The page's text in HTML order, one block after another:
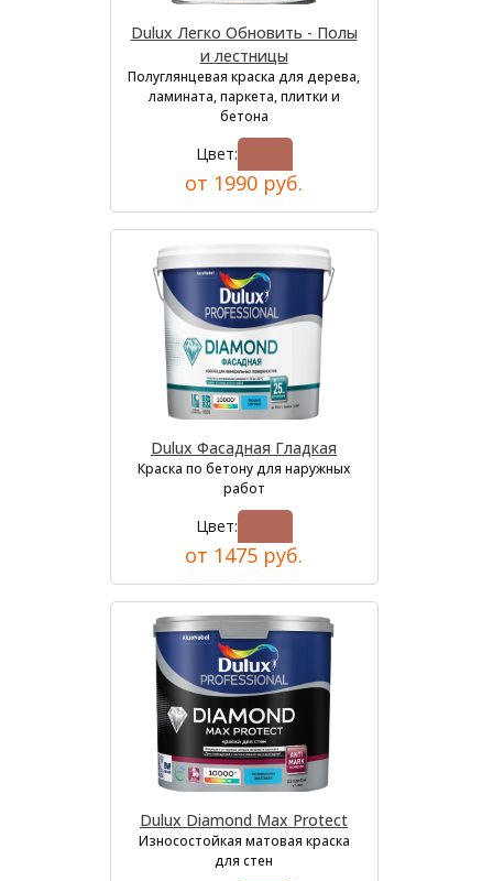
Dulux Легко Обновить - Полы
и лестницы
Полуглянцевая краска для дерева,
ламината, паркета, плитки и
бетона
Цвет:
от 1990 руб.
Dulux Фасадная Гладкая
Краска по бетону для наружных
работ
Цвет:
от 1475 руб.
Dulux Diamond Max Protect
Износостойкая матовая краска
для стен